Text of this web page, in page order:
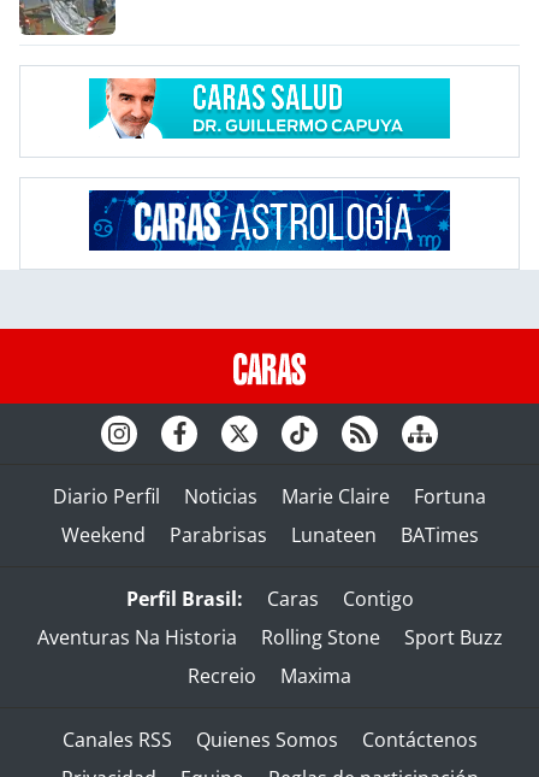
Diario Perfil Noticias Marie Claire
Fortuna
Weekend
Parabrisas Lunateen BATimes
Perfil Brasil: Caras
Contigo
Aventuras Na Historia
Rolling Stone
Sport Buzz
Recreio
Maxima
Canales RSS Quienes Somos
Contáctenos